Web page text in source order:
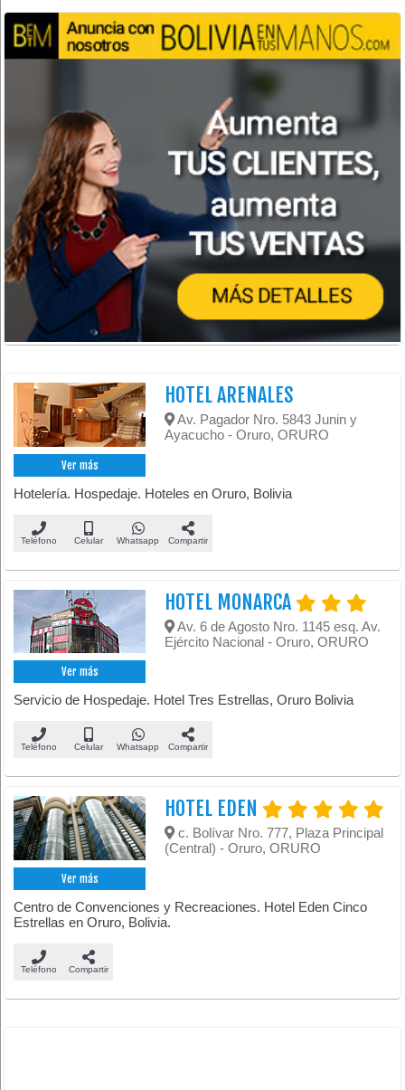
Ver más
HOTEL ARENALES
Av. Pagador Nro. 5843 Junin y
Ayacucho - Oruro, ORURO
Hotelería. Hospedaje. Hoteles en Oruro, Bolivia
Teléfono Celular Whatsapp Compartir
Ver más
HOTEL MONARCA
Av. 6 de Agosto Nro. 1145 esq. Av.
Ejército Nacional - Oruro, ORURO
Servicio de Hospedaje. Hotel Tres Estrellas, Oruro Bolivia
Teléfono Celular Whatsapp Compartir
Ver más
HOTEL EDEN
c. Bolívar Nro. 777, Plaza Principal
(Central) - Oruro, ORURO
Centro de Convenciones y Recreaciones. Hotel Eden Cinco
Estrellas en Oruro, Bolivia.
Teléfono Compartir